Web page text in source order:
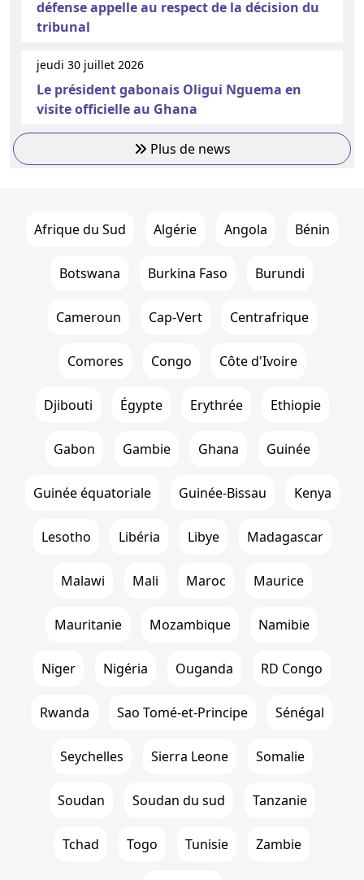
défense appelle au respect de la décision du
tribunal
jeudi 30 juillet 2026
Le président gabonais Oligui Nguema en
visite officielle au Ghana
Plus de news
Afrique du Sud Algérie Angola Bénin
Botswana Burkina Faso Burundi
Cameroun Cap-Vert Centrafrique
Comores Congo Côte d'Ivoire
Djibouti Égypte Erythrée Ethiopie
Gabon Gambie Ghana Guinée
Guinée équatoriale Guinée-Bissau Kenya
Lesotho Libéria Libye Madagascar
Malawi Mali Maroc Maurice
Mauritanie Mozambique Namibie
Niger Nigéria Ouganda RD Congo
Rwanda Sao Tomé-et-Principe Sénégal
Seychelles Sierra Leone Somalie
Soudan Soudan du sud Tanzanie
Tchad Togo Tunisie Zambie